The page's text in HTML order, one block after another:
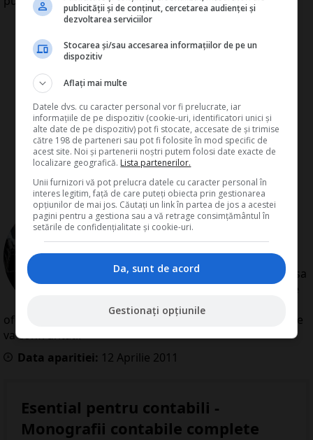
deRedactia Conta
Redactia Conta este alcatuita din
autori cu experienta dovedita pe
domenii precum contabilitate si
fiscalitate. Colectivul si-a propus sa
creeze continut interesant si bine
documentat pentru cititori. Va
oferim solutii utile pentru orice dilema legislativa cu care
va confruntati.
Data aparitiei: 12 Aprilie 2011
Esential pentru contabili -
Monografii contabile complete
publicității și de conținut, cercetarea audienței și
dezvoltarea serviciilor
Stocarea și/sau accesarea informațiilor de pe un
dispozitiv
Aflați mai multe
Datele dvs. cu caracter personal vor fi prelucrate, iar
informațiile de pe dispozitiv (cookie-uri, identificatori unici și
alte date de pe dispozitiv) pot fi stocate, accesate de și trimise
către 198 de parteneri sau pot fi folosite în mod specific de
acest site. Noi și partenerii noștri putem folosi date exacte de
localizare geografică. Lista partenerilor.
Unii furnizori vă pot prelucra datele cu caracter personal în
interes legitim, față de care puteți obiecta prin gestionarea
opțiunilor de mai jos. Căutați un link în partea de jos a acestei
pagini pentru a gestiona sau a vă retrage consimțământul în
setările de confidențialitate și cookie-uri.
Da, sunt de acord
Gestionați opțiunile